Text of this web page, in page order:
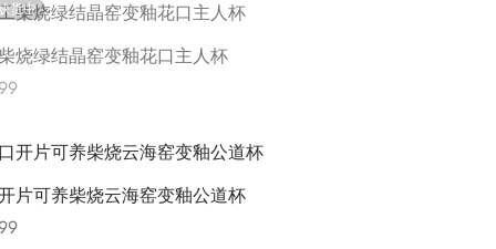
货中
烧绿结晶窑变釉花口主人杯
片可养柴烧云海窑变釉公道杯